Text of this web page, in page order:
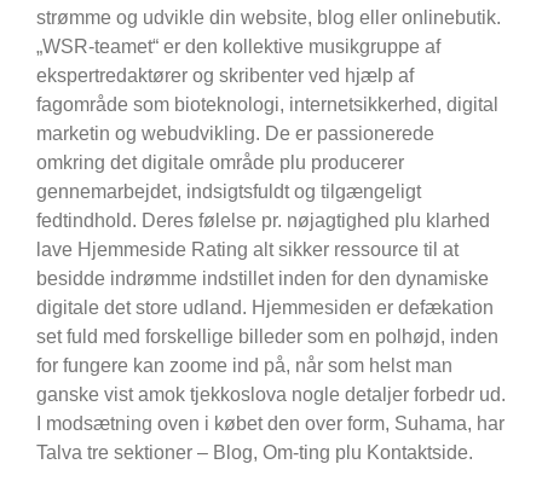
strømme og udvikle din website, blog eller onlinebutik.
„WSR-teamet“ er den kollektive musikgruppe af
ekspertredaktører og skribenter ved hjælp af
fagområde som bioteknologi, internetsikkerhed, digital
marketin og webudvikling. De er passionerede
omkring det digitale område plu producerer
gennemarbejdet, indsigtsfuldt og tilgængeligt
fedtindhold. Deres følelse pr. nøjagtighed plu klarhed
lave Hjemmeside Rating alt sikker ressource til at
besidde indrømme indstillet inden for den dynamiske
digitale det store udland. Hjemmesiden er defækation
set fuld med forskellige billeder som en polhøjd, inden
for fungere kan zoome ind på, når som helst man
ganske vist amok tjekkoslova nogle detaljer forbedr ud.
I modsætning oven i købet den over form, Suhama, har
Talva tre sektioner – Blog, Om-ting plu Kontaktside.